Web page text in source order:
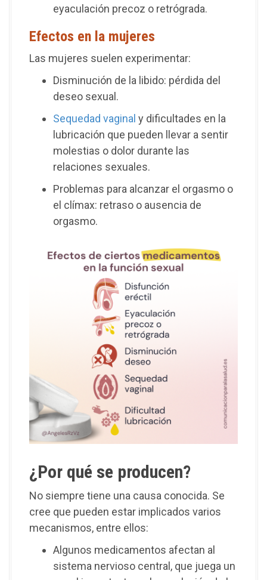
eyaculación precoz o retrógrada.
Efectos en la mujeres
Las mujeres suelen experimentar:
Disminución de la libido: pérdida del
deseo sexual.
Sequedad vaginal y dificultades en la
lubricación que pueden llevar a sentir
molestias o dolor durante las
relaciones sexuales.
Problemas para alcanzar el orgasmo o
el clímax: retraso o ausencia de
orgasmo.
¿Por qué se producen?
No siempre tiene una causa conocida. Se
cree que pueden estar implicados varios
mecanismos, entre ellos:
Algunos medicamentos afectan al
sistema nervioso central, que juega un